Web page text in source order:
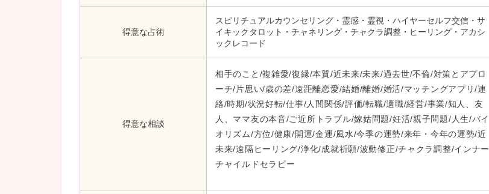
得意な占術
スピリチュアルカウンセリング・霊感・霊視・ハイヤーセルフ交信・サ
イキックタロット・チャネリング・チャクラ調整・ヒーリング・アカシ
ックレコード
得意な相談
相手のこと/複雑愛/復縁/本質/近未来/未来/過去世/不倫/対策とアプロ
ーチ/片思い/歳の差/遠距離恋愛/結婚/離婚/婚活/マッチングアプリ/連
絡/時期/状況好転/仕事/人間関係/評価/転職/適職/経営/事業/知人、友
人、ママ友の本音/ご近所トラブル/嫁姑問題/妊活/親子問題/人生/バイ
オリズム/方位/健康/開運/金運/風水/今季の運勢/来年・今年の運勢/近
未来/遠隔ヒーリング/浄化/成就祈願/波動修正/チャクラ調整/インナー
チャイルドセラピー